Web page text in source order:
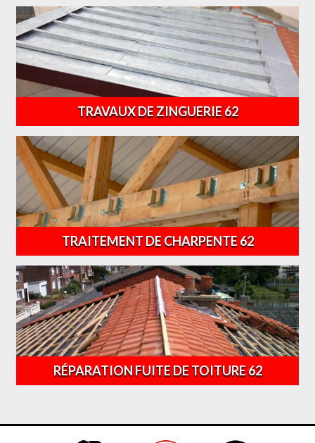
TRAVAUX DE ZINGUERIE 62
TRAITEMENT DE CHARPENTE 62
RÉPARATION FUITE DE TOITURE 62